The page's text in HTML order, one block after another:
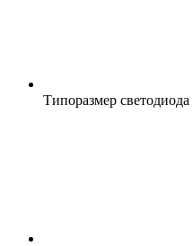
Типоразмер светодиода